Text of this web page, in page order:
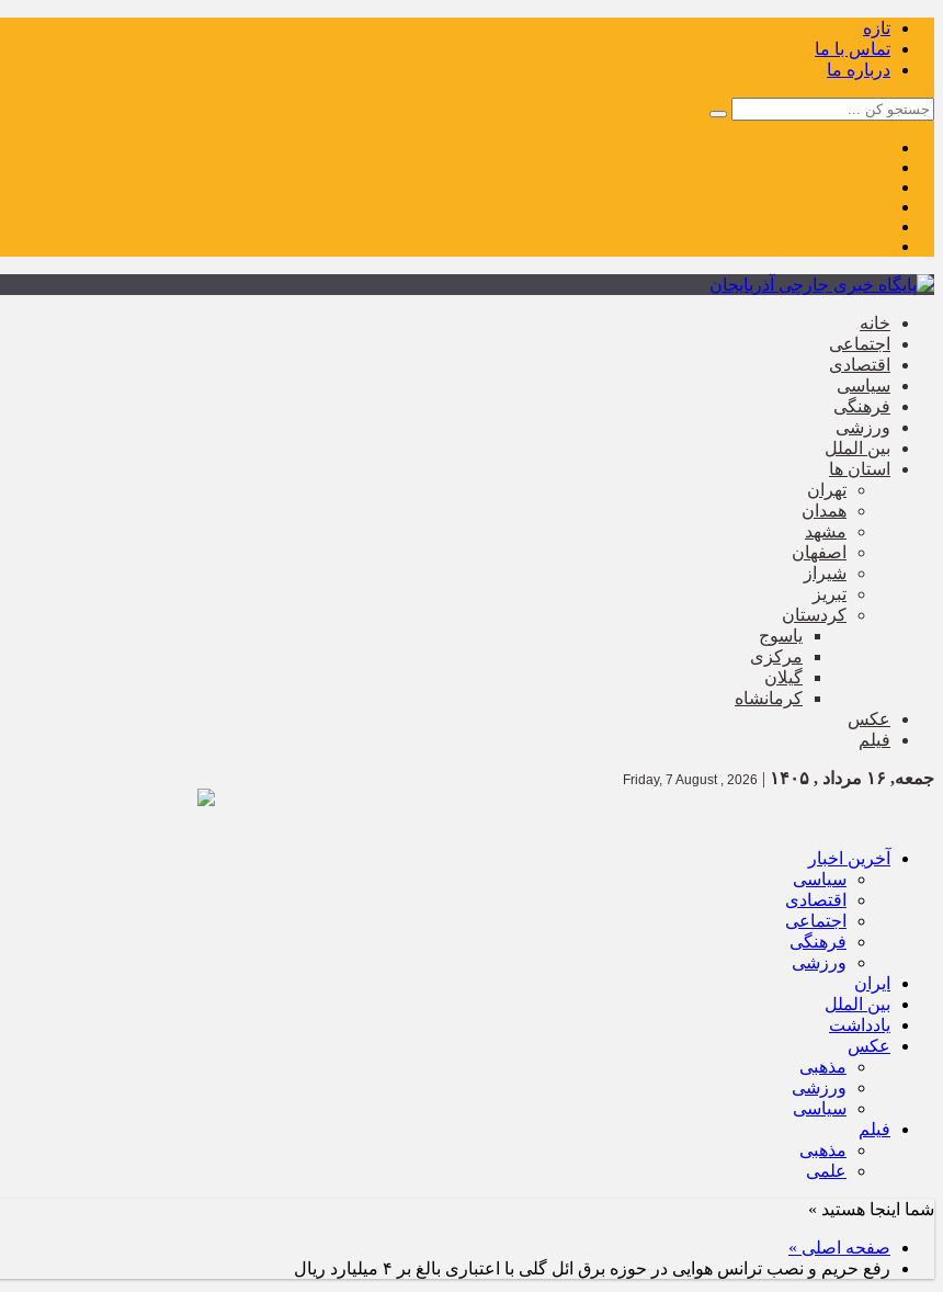
تازه
تماس با ما
درباره ما
خانه
اجتماعی
اقتصادی
سیاسی
فرهنگی
ورزشی
بین الملل
استان ها
تهران
همدان
مشهد
اصفهان
شیراز
تبریز
کردستان
یاسوج
مرکزی
گیلان
کرمانشاه
عکس
فیلم
جمعه, ۱۶ مرداد , ۱۴۰۵ |
Friday, 7 August , 2026
آخرین اخبار
سیاسی
اقتصادی
اجتماعی
فرهنگی
ورزشی
ایران
بین الملل
یادداشت
عکس
مذهبی
ورزشی
سیاسی
فیلم
مذهبی
علمی
شما اینجا هستید »
صفحه اصلی »
رفع حریم و نصب ترانس هوایی در حوزه برق ائل گلی با اعتباری بالغ بر ۴ میلیارد ریال